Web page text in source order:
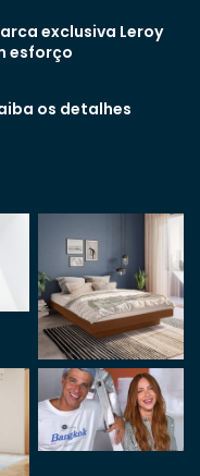
exclusiva Leroy
esforço
os detalhes